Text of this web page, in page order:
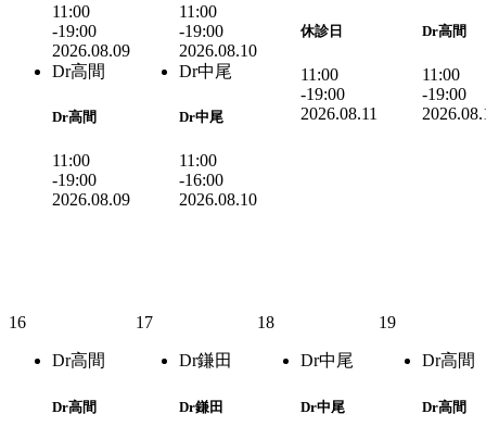
11:00
-19:00
2026.08.09
Dr高間
Dr高間
11:00
-19:00
2026.08.09
11:00
-19:00
2026.08.10
Dr中尾
Dr中尾
11:00
-16:00
2026.08.10
休診日
11:00
-19:00
2026.08.11
Dr高間
11:00
-19:00
16
Dr高間
Dr高間
17
Dr鎌田
Dr鎌田
18
Dr中尾
Dr中尾
19
Dr高間
Dr高間